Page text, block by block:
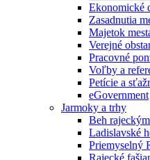
Ekonomické
Zasadnutia
Majetok
Verejné
Pracovné
Voľby a
Petície a
eGovernment
Jarmoky a trhy
Beh
Ladislavské
Priemyselný
Rajecké